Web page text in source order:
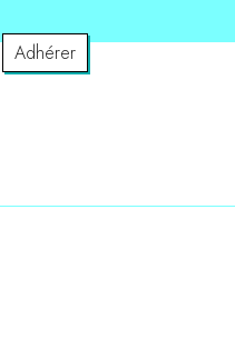
Adhérer